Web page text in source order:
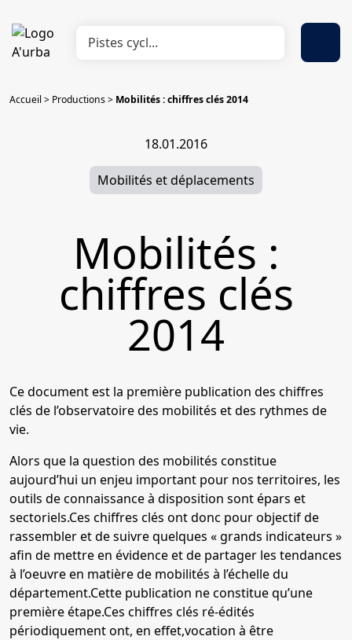
Accueil> Productions> Mobilités : chiffres clés 2014
18.01.2016
Mobilités et déplacements
Mobilités :
chiffres clés
2014
Ce document est la première publication des chiffres
clés de l’observatoire des mobilités et des rythmes de
vie.
Alors que la question des mobilités constitue
aujourd’hui un enjeu important pour nos territoires, les
outils de connaissance à disposition sont épars et
sectoriels.Ces chiffres clés ont donc pour objectif de
rassembler et de suivre quelques « grands indicateurs »
afin de mettre en évidence et de partager les tendances
à l’oeuvre en matière de mobilités à l’échelle du
département.Cette publication ne constitue qu’une
première étape.Ces chiffres clés ré-édités
périodiquement ont, en effet,vocation à être